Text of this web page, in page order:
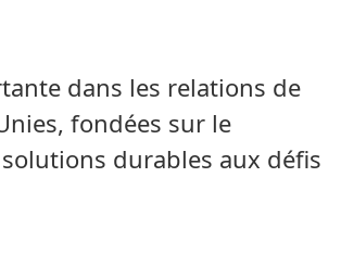
dans les relations de
fondées sur le
durables aux défis